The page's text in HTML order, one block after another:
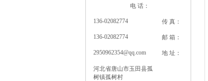
电 话：
136-02082774 传 真：
136-02082774 邮 箱：
2950962354@qq.com 地 址：
河北省唐山市玉田县孤
树镇孤树村